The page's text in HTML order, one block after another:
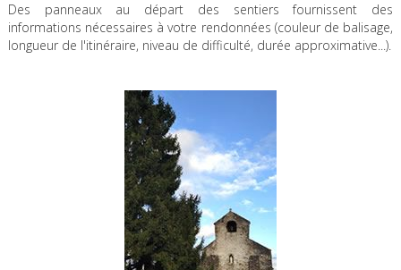
Des panneaux au départ des sentiers fournissent des
informations nécessaires à votre rendonnées (couleur de balisage,
longueur de l'itinéraire, niveau de difficulté, durée approximative...).